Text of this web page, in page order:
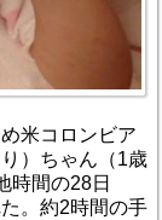
米コロンビア
）ちゃん（1歳
時間の28日
。約2時間の手